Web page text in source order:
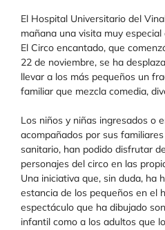
El Hospital Universitario del
mañana una visita muy
El Circo encantado, que
22 de noviembre, se ha
llevar a los más pequeños un
familiar que mezcla comedia,
Los niños y niñas ingresados o
acompañados por sus
sanitario, han podido disfrutar
personajes del circo en las
Una iniciativa que, sin duda, ha
estancia de los pequeños en el
espectáculo que ha dibujado
infantil como a los adultos que